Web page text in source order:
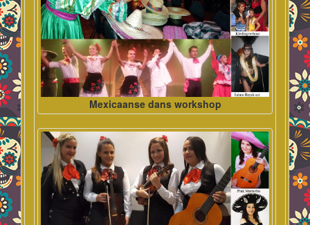
Mexicaanse dans workshop